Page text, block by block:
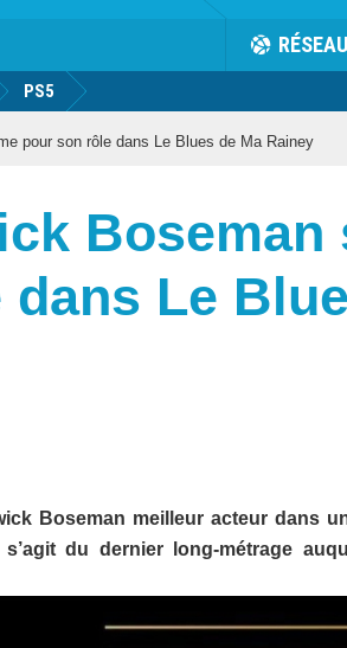
RÉSEAU
PS5
pour son rôle dans Le Blues de Ma Rainey
Boseman
Le
Boseman meilleur acteur dans
du dernier long-métrage